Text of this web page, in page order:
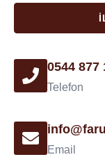
0544 877
Telefon
Email